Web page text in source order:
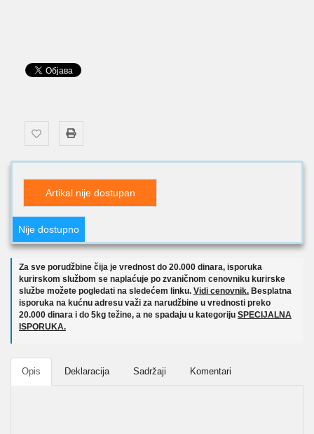
Artikal nije dostupan
Nije dostupno
Za sve porudžbine čija je vrednost do 20.000 dinara, isporuka
kurirskom službom se naplaćuje po zvaničnom cenovniku kurirske
službe možete pogledati na sledećem linku. Vidi cenovnik. Besplatna
isporuka na kućnu adresu važi za narudžbine u vrednosti preko
20.000 dinara i do 5kg težine, a ne spadaju u kategoriju SPECIJALNA
ISPORUKA.
Opis Deklaracija Sadržaji Komentari